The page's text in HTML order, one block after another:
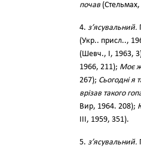
почав
4. з’ясувальний.
(Укр.. присл..,
(Шевч., І, 1963,
1966, 211); Моє
267); Сьогодні я
врізав такого
Вир, 1964. 208);
III, 1959, 351).
5. з’ясувальний.